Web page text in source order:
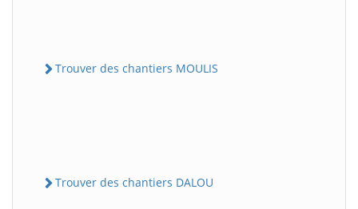
Trouver des chantiers MOULIS
Trouver des chantiers DALOU